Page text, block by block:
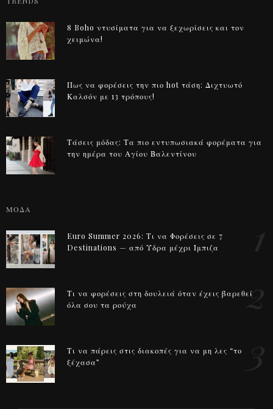
8 Boho ντυσίματα για να ξεχωρίσεις και τον
χειμώνα!
Πως να φορέσεις την πιο hot τάση: Διχτυωτό
Καλσόν με 13 τρόπους!
Τάσεις μόδας: Τα πιο εντυπωσιακά φορέματα για
την ημέρα του Αγίου Βαλεντίνου
ΜΟΔΑ
Euro Summer 2026: Τι να Φορέσεις σε 7
Destinations — από Ύδρα μέχρι Ίμπιζα
Τι να φορέσεις στη δουλειά όταν έχεις βαρεθεί
όλα σου τα ρούχα
2
Τι να πάρεις στις διακοπές για να μη λες “το
ξέχασα”